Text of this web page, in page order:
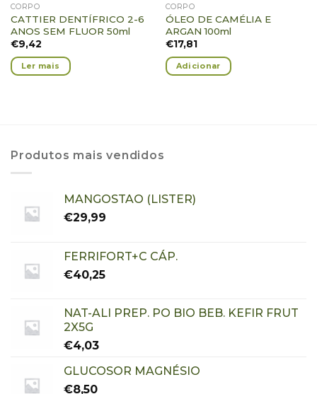
CORPO
CATTIER DENTÍFRICO 2-6
ANOS SEM FLUOR 50ml
€9,42
Ler mais
CORPO
ÓLEO DE CAMÉLIA E
ARGAN 100ml
€17,81
Adicionar
Produtos mais vendidos
MANGOSTAO (LISTER)
€29,99
FERRIFORT+C CÁP.
€40,25
NAT-ALI PREP. PO BIO BEB. KEFIR FRUT
2X5G
€4,03
GLUCOSOR MAGNÉSIO
€8,50